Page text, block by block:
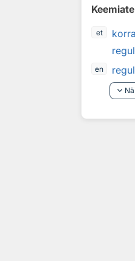
et
en
keyboard_arrow_down